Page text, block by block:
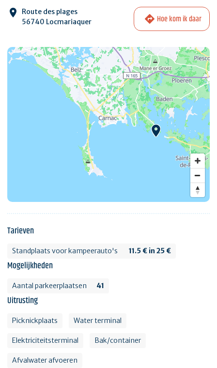
Route des plages
56740 Locmariaquer
Hoe kom ik daar
Tarieven
Standplaats voor kampeerauto's 11.5 € in 25 €
Mogelijkheden
Aantal parkeerplaatsen 41
Uitrusting
Picknickplaats Water terminal
Elektriciteitsterminal Bak/container
Afvalwater afvoeren